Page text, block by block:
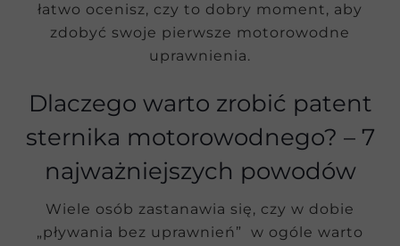
łatwo ocenisz, czy to dobry moment, aby
zdobyć swoje pierwsze motorowodne
uprawnienia.
Dlaczego warto zrobić patent
sternika motorowodnego? – 7
najważniejszych powodów
Wiele osób zastanawia się, czy w dobie
„pływania bez uprawnień” w ogóle warto